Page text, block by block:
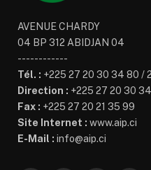
AVENUE CHARDY
04 BP 312 ABIDJAN 04
------------
Tél. : +225 27 20 30 34 80 /
Direction : +225 27 20 30
Fax : +225 27 20 21 35 99
Site Internet : www.aip.ci
E-Mail : info@aip.ci